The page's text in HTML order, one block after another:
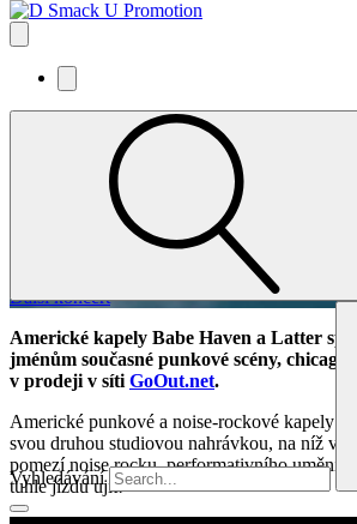
Vyhledávání
Babe Haven + Latter (US)
Café V lese
Další koncert
Americké kapely Babe Haven a Latter
jménům současné punkové scény,
v prodeji v síti GoOut.net.
Americké punkové a noise-rockové kapely
svou druhou studiovou nahrávkou, na níž
pomezí noise rocku, performativního umění
tuhle jízdu ujít!